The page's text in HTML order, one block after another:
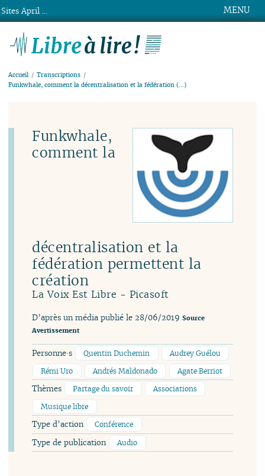
MENU
Accueil
Transcriptions
Funkwhale, comment la décentralisation et la fédération (…)
Funkwhale,
comment la
décentralisation et la
fédération permettent la
création
La Voix Est Libre - Picasoft
D’après un média publié le 28/06/2019 Source
Avertissement
Personne·s Quentin Duchemin
Audrey Guélou
Rémi Uro
Andrés Maldonado Agate Berriot
Thèmes Partage du savoir
Associations
Musique libre
Type d’action Conférence
Type de publication Audio
Sites April ...